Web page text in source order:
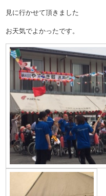
見に行かせて頂きました
お天気でよかったです。